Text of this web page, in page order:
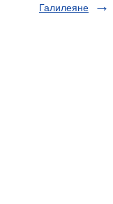
Галилеяне